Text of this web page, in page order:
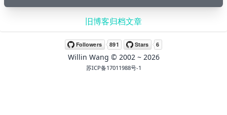
旧博客归档文章
Willin Wang © 2002 ~ 2026
苏ICP备17011988号-1